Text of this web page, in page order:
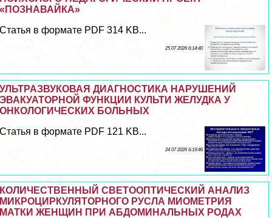
«ПОЗНАВАЙКА»
Статья в формате PDF 314 KB...
25 07 2026 6:14:40
УЛЬТРАЗВУКОВАЯ ДИАГНОСТИКА НАРУШЕНИЙ
ЭВАКУАТОРНОЙ ФУНКЦИИ КУЛЬТИ ЖЕЛУДКА У
ОНКОЛОГИЧЕСКИХ БОЛЬНЫХ
Статья в формате PDF 121 KB...
24 07 2026 6:19:46
КОЛИЧЕСТВЕННЫЙ СВЕТООПТИЧЕСКИЙ АНАЛИЗ
МИКРОЦИРКУЛЯТОРНОГО РУСЛА МИОМЕТРИЯ
МАТКИ ЖЕНЩИН ПРИ АБДОМИНАЛЬНЫХ РОДАХ